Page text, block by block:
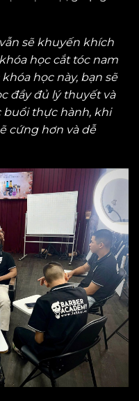
sẽ khuyến khích
học cắt tóc nam
học này, bạn sẽ
đầy đủ lý thuyết và
buổi thực hành, khi
cứng hơn và dễ